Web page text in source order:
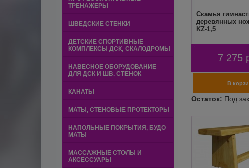
ТРЕНАЖЕРЫ
ШВЕДСКИЕ СТЕНКИ
ДЕТСКИЕ СПОРТИВНЫЕ
КОМПЛЕКСЫ ДСК, СКАЛОДРОМЫ
НАВЕСНОЕ ОБОРУДОВАНИЕ
ДЛЯ ДСК И ШВ. СТЕНОК
КАНАТЫ
МАТЫ, СТЕНОВЫЕ ПРОТЕКТОРЫ
НАПОЛЬНЫЕ ПОКРЫТИЯ, БУДО
МАТЫ
МАССАЖНЫЕ СТОЛЫ И
АКСЕССУАРЫ
Скамья
деревянных
KZ-1,5
7 275